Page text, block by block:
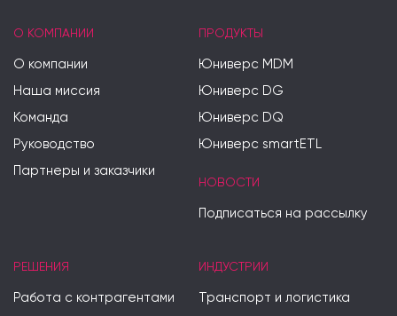
О КОМПАНИИ
О компании
Наша миссия
Команда
Руководство
Партнеры и заказчики
ПРОДУКТЫ
Юниверс MDM
Юниверс DG
Юниверс DQ
Юниверс smartETL
НОВОСТИ
Подписаться на рассылку
РЕШЕНИЯ
Работа с контрагентами
ИНДУСТРИИ
Транспорт и логистика